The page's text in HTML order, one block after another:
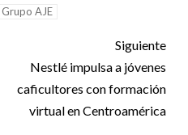
Grupo AJE
Siguiente
Nestlé impulsa a jóvenes
caficultores con formación
virtual en Centroamérica